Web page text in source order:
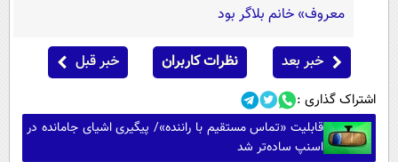
معروف» خانم بلاگر بود
خبر بعد نظرات کاربران خبر قبل
اشتراک گذاری :
قابلیت «تماس مستقیم با راننده»/ پیگیری اشیای جامانده در
اسنپ ساده‌تر شد